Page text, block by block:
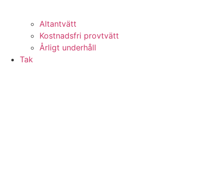
Altantvätt
Kostnadsfri provtvätt
Årligt underhåll
Tak